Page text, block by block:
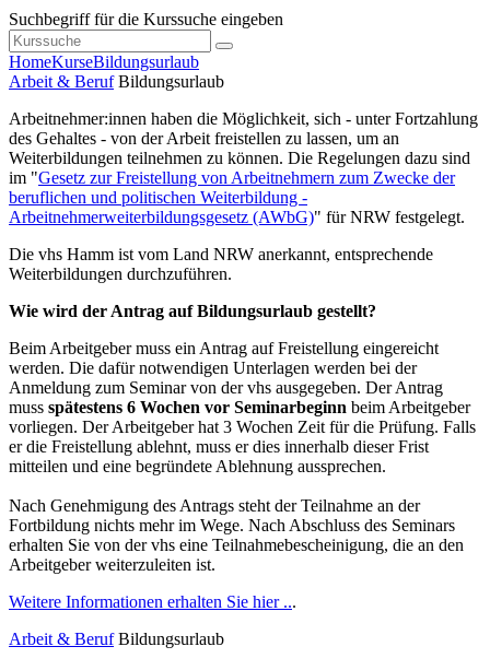
Suchbegriff für die Kurssuche eingeben
HomeKurseBildungsurlaub
Arbeit & Beruf Bildungsurlaub
Arbeitnehmer:innen haben die Möglichkeit, sich - unter Fortzahlung
des Gehaltes - von der Arbeit freistellen zu lassen, um an
Weiterbildungen teilnehmen zu können. Die Regelungen dazu sind
im "Gesetz zur Freistellung von Arbeitnehmern zum Zwecke der
beruflichen und politischen Weiterbildung -
Arbeitnehmerweiterbildungsgesetz (AWbG)" für NRW festgelegt.
Die vhs Hamm ist vom Land NRW anerkannt, entsprechende
Weiterbildungen durchzuführen.
Wie wird der Antrag auf Bildungsurlaub gestellt?
Beim Arbeitgeber muss ein Antrag auf Freistellung eingereicht
werden. Die dafür notwendigen Unterlagen werden bei der
Anmeldung zum Seminar von der vhs ausgegeben. Der Antrag
muss spätestens 6 Wochen vor Seminarbeginn beim Arbeitgeber
vorliegen. Der Arbeitgeber hat 3 Wochen Zeit für die Prüfung. Falls
er die Freistellung ablehnt, muss er dies innerhalb dieser Frist
mitteilen und eine begründete Ablehnung aussprechen.
Nach Genehmigung des Antrags steht der Teilnahme an der
Fortbildung nichts mehr im Wege. Nach Abschluss des Seminars
erhalten Sie von der vhs eine Teilnahmebescheinigung, die an den
Arbeitgeber weiterzuleiten ist.
Weitere Informationen erhalten Sie hier ...
Arbeit & Beruf Bildungsurlaub